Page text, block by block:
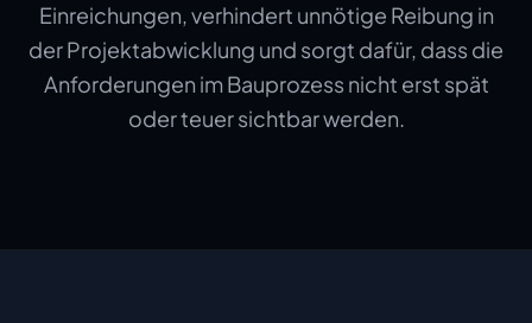
Einreichungen, verhindert unnötige Reibung in
der Projektabwicklung und sorgt dafür, dass die
Anforderungen im Bauprozess nicht erst spät
oder teuer sichtbar werden.